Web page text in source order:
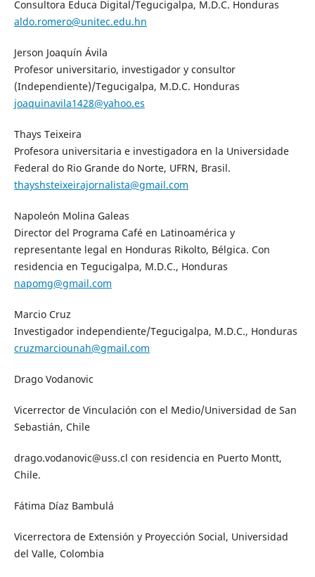
Consultora Educa Digital/Tegucigalpa, M.D.C. Honduras
aldo.romero@unitec.edu.hn
Jerson Joaquín Ávila
Profesor universitario, investigador y consultor
(Independiente)/Tegucigalpa, M.D.C. Honduras
joaquinavila1428@yahoo.es
Thays Teixeira
Profesora universitaria e investigadora en la Universidade
Federal do Rio Grande do Norte, UFRN, Brasil.
thayshsteixeirajornalista@gmail.com
Napoleón Molina Galeas
Director del Programa Café en Latinoamérica y
representante legal en Honduras Rikolto, Bélgica. Con
residencia en Tegucigalpa, M.D.C., Honduras
napomg@gmail.com
Marcio Cruz
Investigador independiente/Tegucigalpa, M.D.C., Honduras
cruzmarciounah@gmail.com
Drago Vodanovic
Vicerrector de Vinculación con el Medio/Universidad de San
Sebastián, Chile
drago.vodanovic@uss.cl con residencia en Puerto Montt,
Chile.
Fátima Díaz Bambulá
Vicerrectora de Extensión y Proyección Social, Universidad
del Valle, Colombia